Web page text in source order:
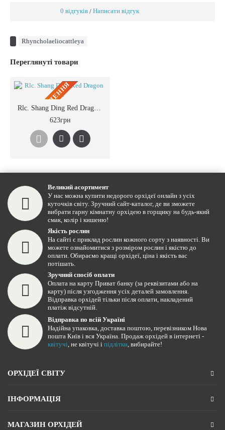
0 відгуків / Написати відгук
Rhyncholaeliocattleya
Переглянуті товари
ПIД ЗАМОВЛЕННЯ
Rlc. Shang Ding Red Dragon №1
623грн
Великий асортимент
У нас можна купити недорого орхідеї онлайн з усіх
куточків світу. Зручний сайт-каталог, де ви зможете
вибрати гарну кімнатну орхідею в горщику на будь-який
смак, колір і кишеню!
Якість рослин
На сайті є приклад рослин кожного сорту з наявності. Ви
можете ознайомитися з розміром рослин і якістю до
оплати. Обираємо кращі орхідеї, ціна і якість вас
потішать.
Зручний спосіб оплати
Оплата на карту Приват банку (за реквізитами або на
карту) після узгодження усіх деталей замовлення.
Відправка орхідей тільки після оплати, накладений
платіж відсутній.
Відправка по всій Україні
Надійна упаковка, доставка поштою, перевізником Нова
пошта Київ і вся Україна. Продаж орхідей в інтернеті -
квітучі, не квітучі і підлітки, вибирайте!
ОРХІДЕЇ СВІТУ
ІНФОРМАЦІЯ
МАГАЗИН ОРХІДЕЙ